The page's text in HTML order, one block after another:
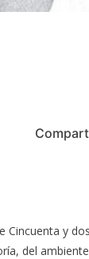
Cincuenta y
del